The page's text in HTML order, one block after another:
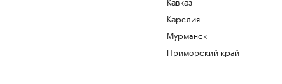
Карелия
Мурманск
Приморский край